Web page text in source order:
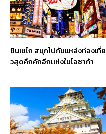
ชินเซไก สนุกไปกับแหล่งท่องเที่ย
วสุดคึกคักอีกแห่งในโอซาก้า